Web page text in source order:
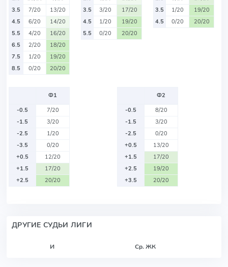
3.5
7/20
13/20
4.5
6/20
14/20
5.5
4/20
16/20
6.5
2/20
18/20
7.5
1/20
19/20
8.5
0/20 20/20
3.5
3/20
17/20
4.5
1/20
19/20
5.5
0/20 20/20
3.5
1/20
19/20
4.5
0/20 20/20
Ф1
-0.5
7/20
-1.5
3/20
-2.5
1/20
-3.5
0/20
+0.5
12/20
+1.5
17/20
+2.5
20/20
Ф2
-0.5
8/20
-1.5
3/20
-2.5
0/20
+0.5
13/20
+1.5
17/20
+2.5
19/20
+3.5
20/20
ДРУГИЕ СУДЬИ ЛИГИ
И Ср. ЖК